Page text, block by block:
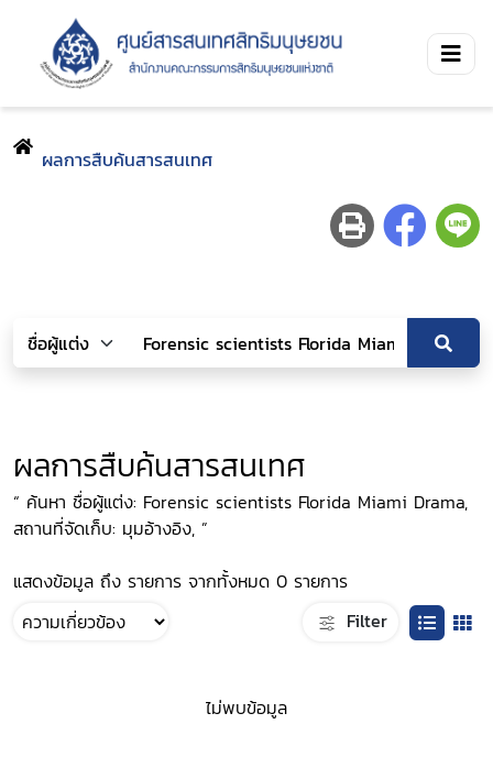
ผลการสืบค้นสารสนเทศ
ผลการสืบค้นสารสนเทศ
“ ค้นหา ชื่อผู้แต่ง: Forensic scientists Florida Miami Drama,
สถานที่จัดเก็บ: มุมอ้างอิง, ”
แสดงข้อมูล ถึง รายการ จากทั้งหมด 0 รายการ
Filter
ไม่พบข้อมูล